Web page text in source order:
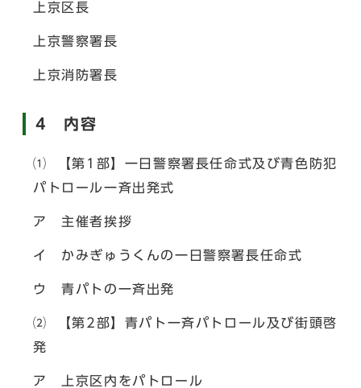
上京区長
上京警察署長
上京消防署長
4 内容
⑴ 【第1部】一日警察署長任命式及び青色防犯
パトロール一斉出発式
ア 主催者挨拶
イ かみぎゅうくんの一日警察署長任命式
ウ 青パトの一斉出発
⑵ 【第2部】青パト一斉パトロール及び街頭啓
発
ア 上京区内をパトロール